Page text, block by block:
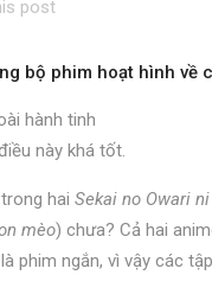
post
bộ phim hoạt hình về
này khá tốt.
hai Sekai no Owari
mèo) chưa? Cả hai
phim ngắn, vì vậy các